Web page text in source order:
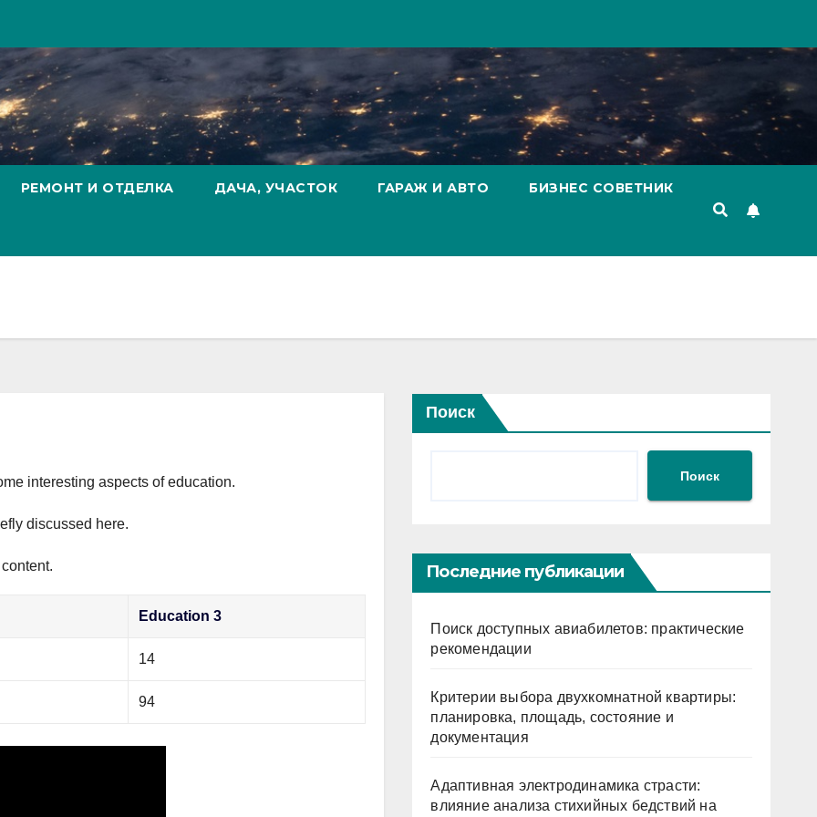
РЕМОНТ И ОТДЕЛКА ДАЧА, УЧАСТОК ГАРАЖ И АВТО БИЗНЕС СОВЕТНИК
interesting aspects of education.
discussed here.
Education 3
14
94
Поиск
Поиск
Последние публикации
Поиск доступных авиабилетов: практические
рекомендации
Критерии выбора двухкомнатной квартиры:
планировка, площадь, состояние и
документация
Адаптивная электродинамика страсти:
влияние анализа стихийных бедствий на